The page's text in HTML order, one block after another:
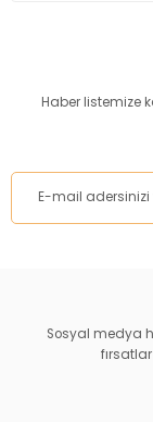
Görüş ve
Ürün resmi
Ürün
Ürün fiyatı
Haber listemize
Sosyal medya